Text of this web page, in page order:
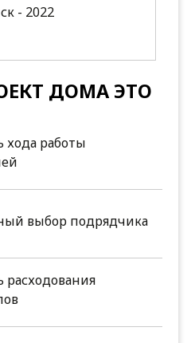
- 2022
ДОМА ЭТО
хода работы
выбор подрядчика
расходования